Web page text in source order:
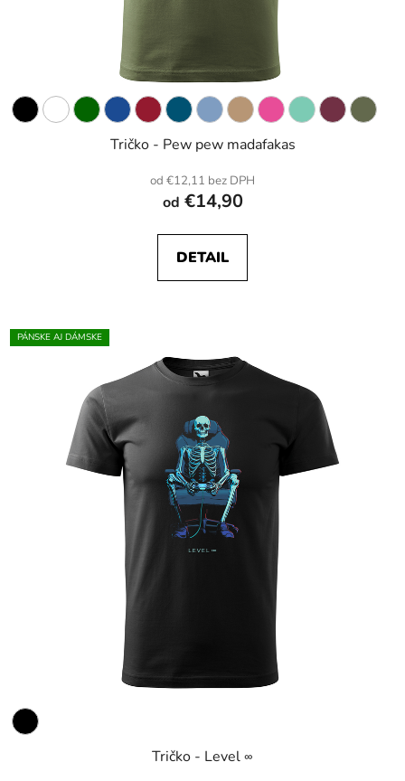
Tričko - Pew pew madafakas
od €12,11 bez DPH
od €14,90
DETAIL
PÁNSKE AJ DÁMSKE
Tričko - Level ∞